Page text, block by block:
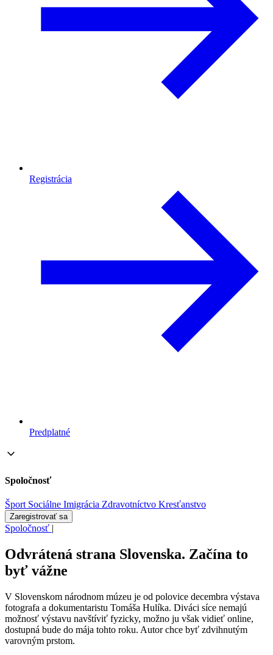
Registrácia
Predplatné
Spoločnosť
Šport Sociálne Imigrácia Zdravotníctvo Kresťanstvo
Zaregistrovať sa
Spoločnosť |
Odvrátená strana Slovenska. Začína to
byť vážne
V Slovenskom národnom múzeu je od polovice decembra výstava
fotografa a dokumentaristu Tomáša Hulíka. Diváci síce nemajú
možnosť výstavu navštíviť fyzicky, možno ju však vidieť online,
dostupná bude do mája tohto roku. Autor chce byť zdvihnutým
varovným prstom.